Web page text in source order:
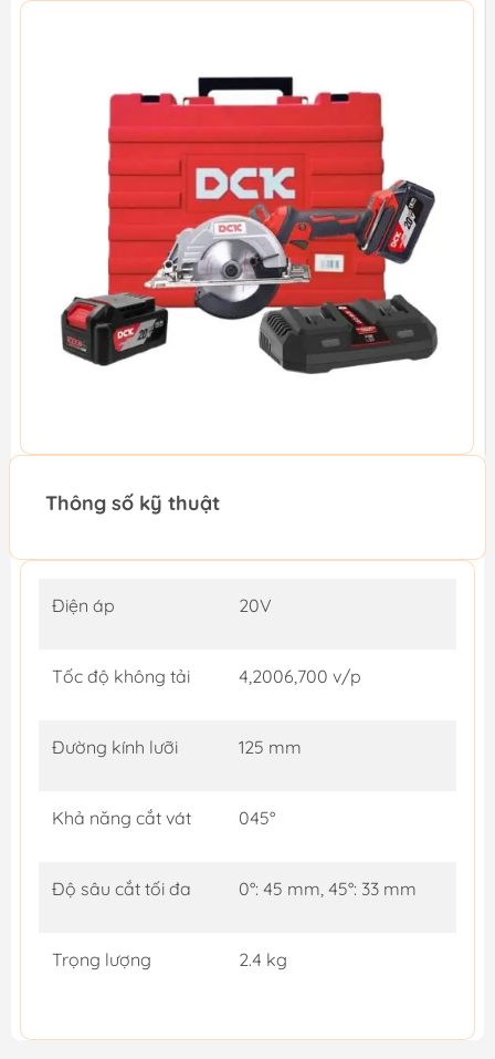
Thông số kỹ thuật
Điện áp 20V
Tốc độ không tải 4,2006,700 v/p
Đường kính lưỡi 125 mm
Khả năng cắt vát 045°
Độ sâu cắt tối đa 0°: 45 mm, 45°: 33 mm
Trọng lượng 2.4 kg